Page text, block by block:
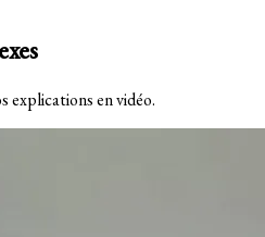
explications en vidéo.